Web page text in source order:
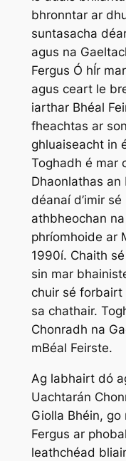
bhronntar ar
suntasacha
agus na
Fergus Ó hÍr
agus ceart le
iarthar Bhéal
fheachtas ar
ghluaiseacht in
Toghadh é mar
Dhaonlathas an
déanaí d’imir
athbheochan
phríomhoide ar
1990í. Chaith
sin mar
chuir sé forbairt
sa chathair.
Chonradh na
mBéal Feirste.
Ag labhairt dó
Uachtarán
Giolla Bhéin,
Fergus ar
leathchéad